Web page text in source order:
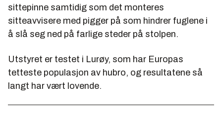
sittepinne samtidig som det monteres
sitteavvisere med pigger på som hindrer fuglene i
å slå seg ned på farlige steder på stolpen.
Utstyret er testet i Lurøy, som har Europas
tetteste populasjon av hubro, og resultatene så
langt har vært lovende.